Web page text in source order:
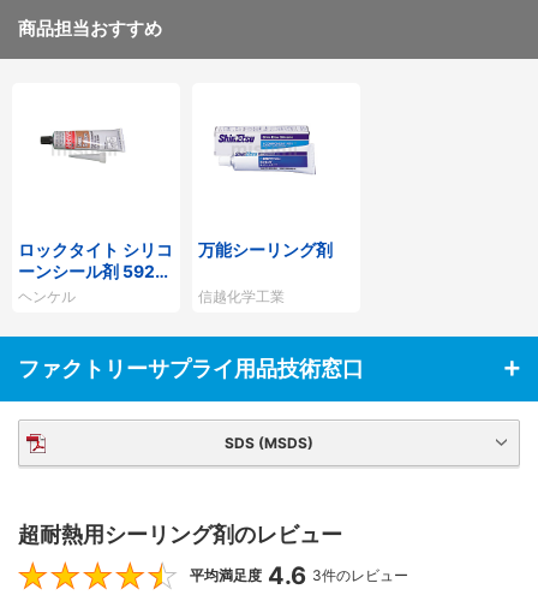
商品担当おすすめ
ロックタイト シリコ
ーンシール剤 5920
耐熱
ヘンケル
万能シーリング剤
信越化学工業
ファクトリーサプライ用品技術窓口
SDS (MSDS)
超耐熱用シーリング剤のレビュー
4.6
平均満足度 4.6 3件のレビュー